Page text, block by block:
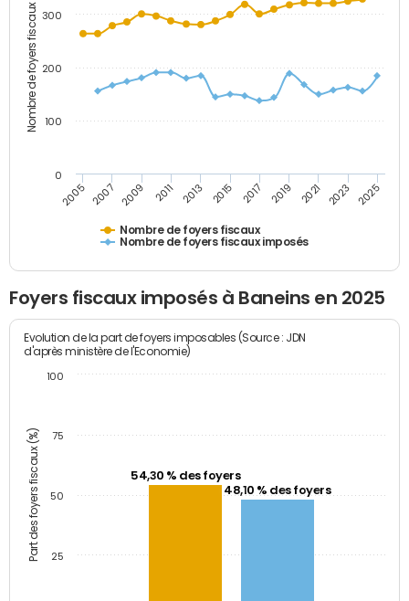
Nombre de foyers fiscaux
Nombre de foyers fiscaux
Nombre de foyers fiscaux imposés
2005 2007 2009 2011 2013 2015 2017 2019 2021 2023 2025
0
100
200
300
Foyers fiscaux imposés à Baneins en 2025
Part des foyers fiscaux (%)
Evolution de la part de foyers imposables (Source : JDN
d'après ministère de l'Economie)
54,30 % des foyers
48,10 % des foyers
25
50
75
100